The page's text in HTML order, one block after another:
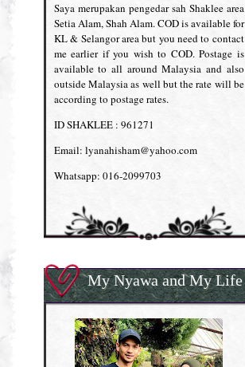
Saya merupakan pengedar sah Shaklee area
Setia Alam, Shah Alam. COD is available for
KL & Selangor area but you need to contact
me earlier if you wish to COD. Postage is
available to all around Malaysia and also
outside Malaysia as well but the rate will be
according to postage rates.
ID SHAKLEE : 961271
Email: lyanahisham@yahoo.com
Whatsapp: 016-2099703
My Nyawa and My Life